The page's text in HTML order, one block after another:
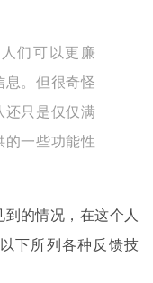
们可以更廉
息。但很奇怪
还只是仅仅满
的一些功能性
的情况，在这个人
下所列各种反馈技